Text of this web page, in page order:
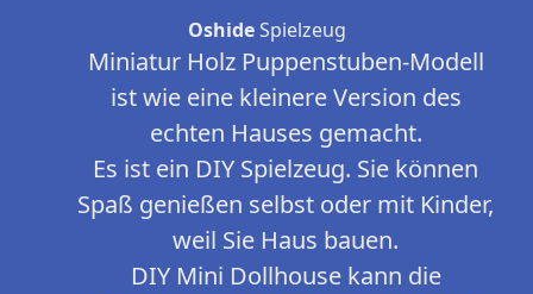
OshideSpielzeug
Miniatur Holz Puppenstuben-Modell
ist wie eine kleinere Version des
echten Hauses gemacht.
Es ist ein DIY Spielzeug. Sie können
Spaß genießen selbst oder mit Kinder,
weil Sie Haus bauen.
DIY Mini Dollhouse kann die